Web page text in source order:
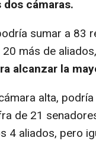
dos cámaras.
sumar a 83
más de
alcanzar la
alta,
de 21
4 aliados, pero